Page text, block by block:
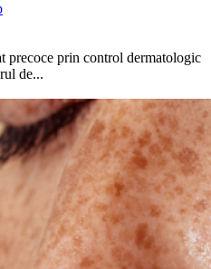
precoce prin control dermatologic
de...